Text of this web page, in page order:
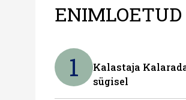
ENIMLOETUD
1
Kalastaja
sügisel